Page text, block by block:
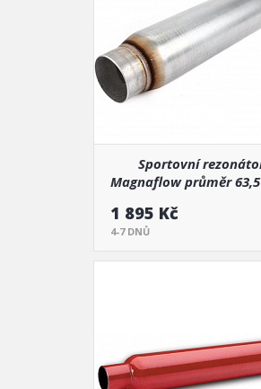
Sportovní
Magnaflow průměr
1 895 Kč
4-7 DNŮ